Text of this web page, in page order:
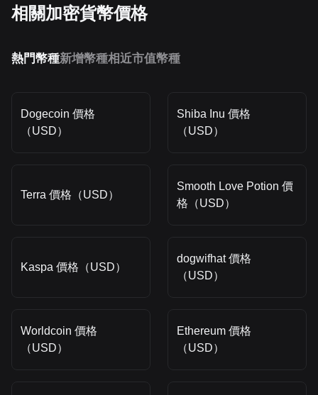
相關加密貨幣價格
熱門幣種新增幣種相近市值幣種
Dogecoin 價格
（USD）
Shiba Inu 價格
（USD）
Terra 價格（USD）
Smooth Love Potion 價
格（USD）
Kaspa 價格（USD）
dogwifhat 價格
（USD）
Worldcoin 價格
（USD）
Ethereum 價格
（USD）